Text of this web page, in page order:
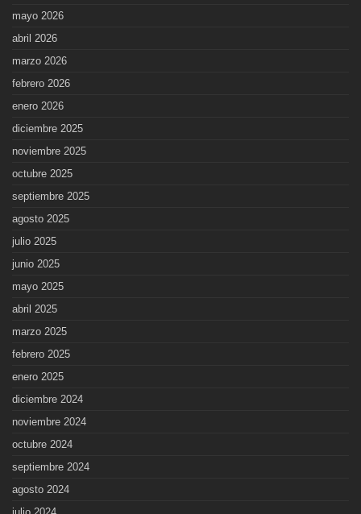
mayo 2026
abril 2026
marzo 2026
febrero 2026
enero 2026
diciembre 2025
noviembre 2025
octubre 2025
septiembre 2025
agosto 2025
julio 2025
junio 2025
mayo 2025
abril 2025
marzo 2025
febrero 2025
enero 2025
diciembre 2024
noviembre 2024
octubre 2024
septiembre 2024
agosto 2024